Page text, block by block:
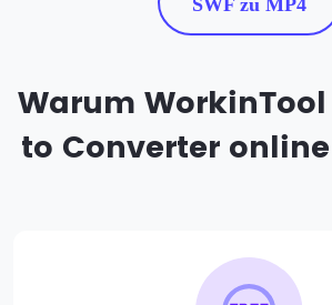
SWF zu MP4
Warum WorkinTool
to Converter